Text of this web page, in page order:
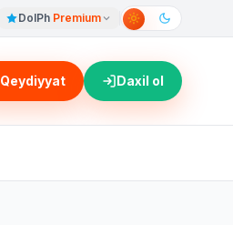
DolPh Premium
Qeydiyyat Daxil ol